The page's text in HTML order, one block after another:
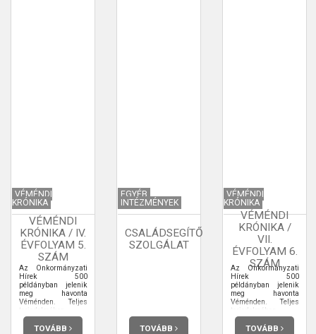
VÉMÉNDI
KRÓNIKA
VÉMÉNDI
KRÓNIKA / IV.
ÉVFOLYAM 5.
SZÁM
Az Önkormányzati
Hírek 500
példányban jelenik
meg havonta
Véménden. Teljes
terjedelmében
elolvashatja.
TOVÁBB
EGYÉB
INTÉZMÉNYEK
CSALÁDSEGÍTŐ
SZOLGÁLAT
TOVÁBB
VÉMÉNDI
KRÓNIKA
VÉMÉNDI
KRÓNIKA /
VII.
ÉVFOLYAM 6.
SZÁM
Az Önkormányzati
Hírek 500
példányban jelenik
meg havonta
Véménden. Teljes
terjedelmében
elolvashatja.
TOVÁBB